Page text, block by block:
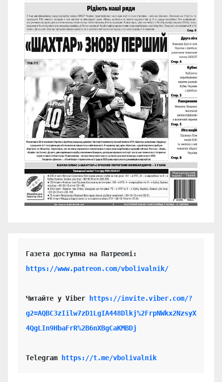
https://www.patreon.com/vbolivalnik/
Читайте у Viber
https://invite.viber.com/?
g2=AQBC3zIilw7zD1LgIA448Dlkj%2FrpNWkx2NzsyX
4QgLIn9HbaFrR%2B6nXBgCaKMBDj
Telegram https://t.me/vbolivalnik